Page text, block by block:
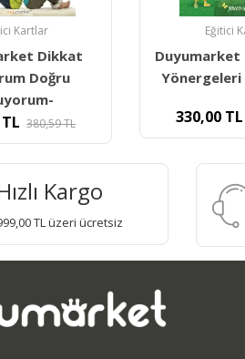
Kartlar
Penceresey
Dinleyelim
TL 408,00TL
Eğitici
Duyumarket
Aklında
340,00 TL
Kargo
TL üzeri ücretsiz